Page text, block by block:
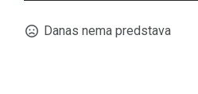
Danas nema predstava